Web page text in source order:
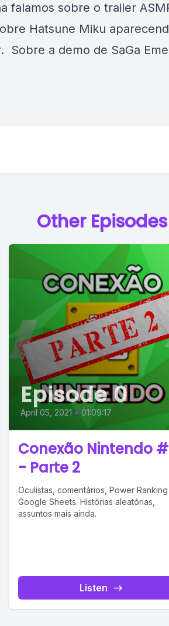
falamos sobre o trailer
Hatsune Miku
Sobre a demo de SaGa
Other Episodes
Episode 0
April 05, 2021 • 01:09:17
Conexão Nintendo
- Parte 2
Oculistas, comentários, Power
Google Sheets. Histórias aleatórias,
assuntos mais ainda.
Listen